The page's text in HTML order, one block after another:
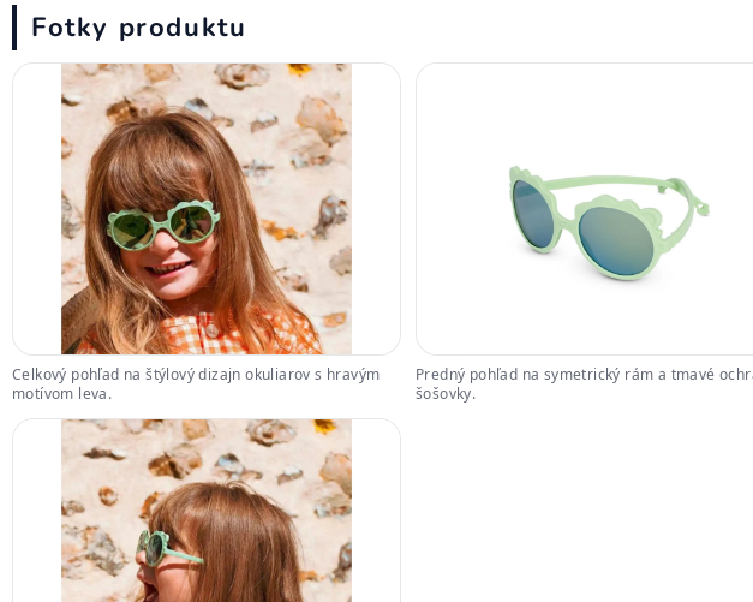
Fotky produktu
Celkový pohľad na štýlový dizajn okuliarov s hravým
motívom leva.
Predný pohľad na symetrický rám a tmavé
šošovky.